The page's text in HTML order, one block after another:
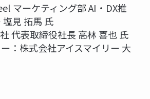
マーケティング部 AI・DX推
見 拓馬 氏
代表取締役社長 高林 喜也 氏
：株式会社アイスマイリー 大